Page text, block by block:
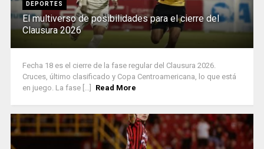
DEPORTES
El multiverso de posibilidades para el cierre del
Clausura 2026
Fecha 18 es el cierre de la fase regular del Clausura 2026.
Cruces, último clasificado y Copa Centroamericana, lo que está
en juego. La fase [...]
Read More